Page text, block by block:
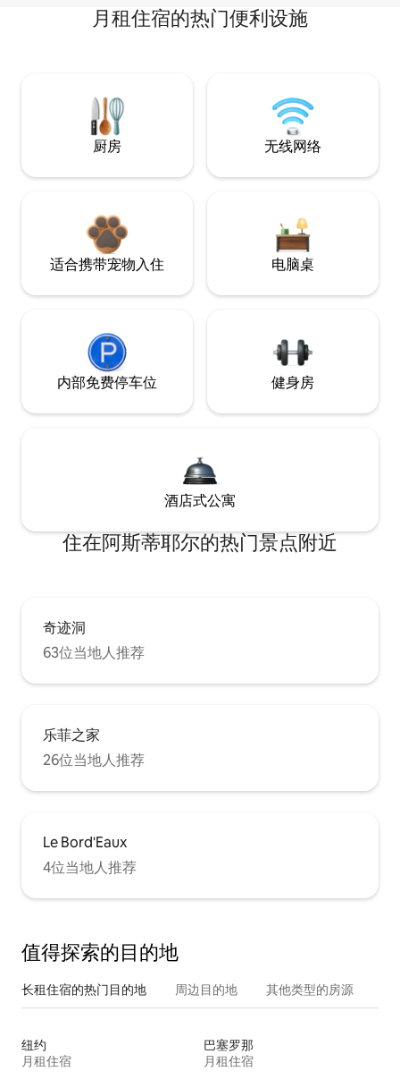
月租住宿的热门便利设施
厨房 无线网络
适合携带宠物入住 电脑桌
内部免费停车位 健身房
酒店式公寓
住在阿斯蒂耶尔的热门景点附近
奇迹洞
63位当地人推荐
乐菲之家
26位当地人推荐
Le Bord'Eaux
4位当地人推荐
值得探索的目的地
长租住宿的热门目的地 周边目的地 其他类型的房源
纽约
月租住宿
巴塞罗那
月租住宿